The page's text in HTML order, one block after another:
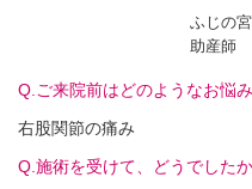
ふじの
助産師
Q.ご来院前はどのようなお悩
右股関節の痛み
Q.施術を受けて、どうでした